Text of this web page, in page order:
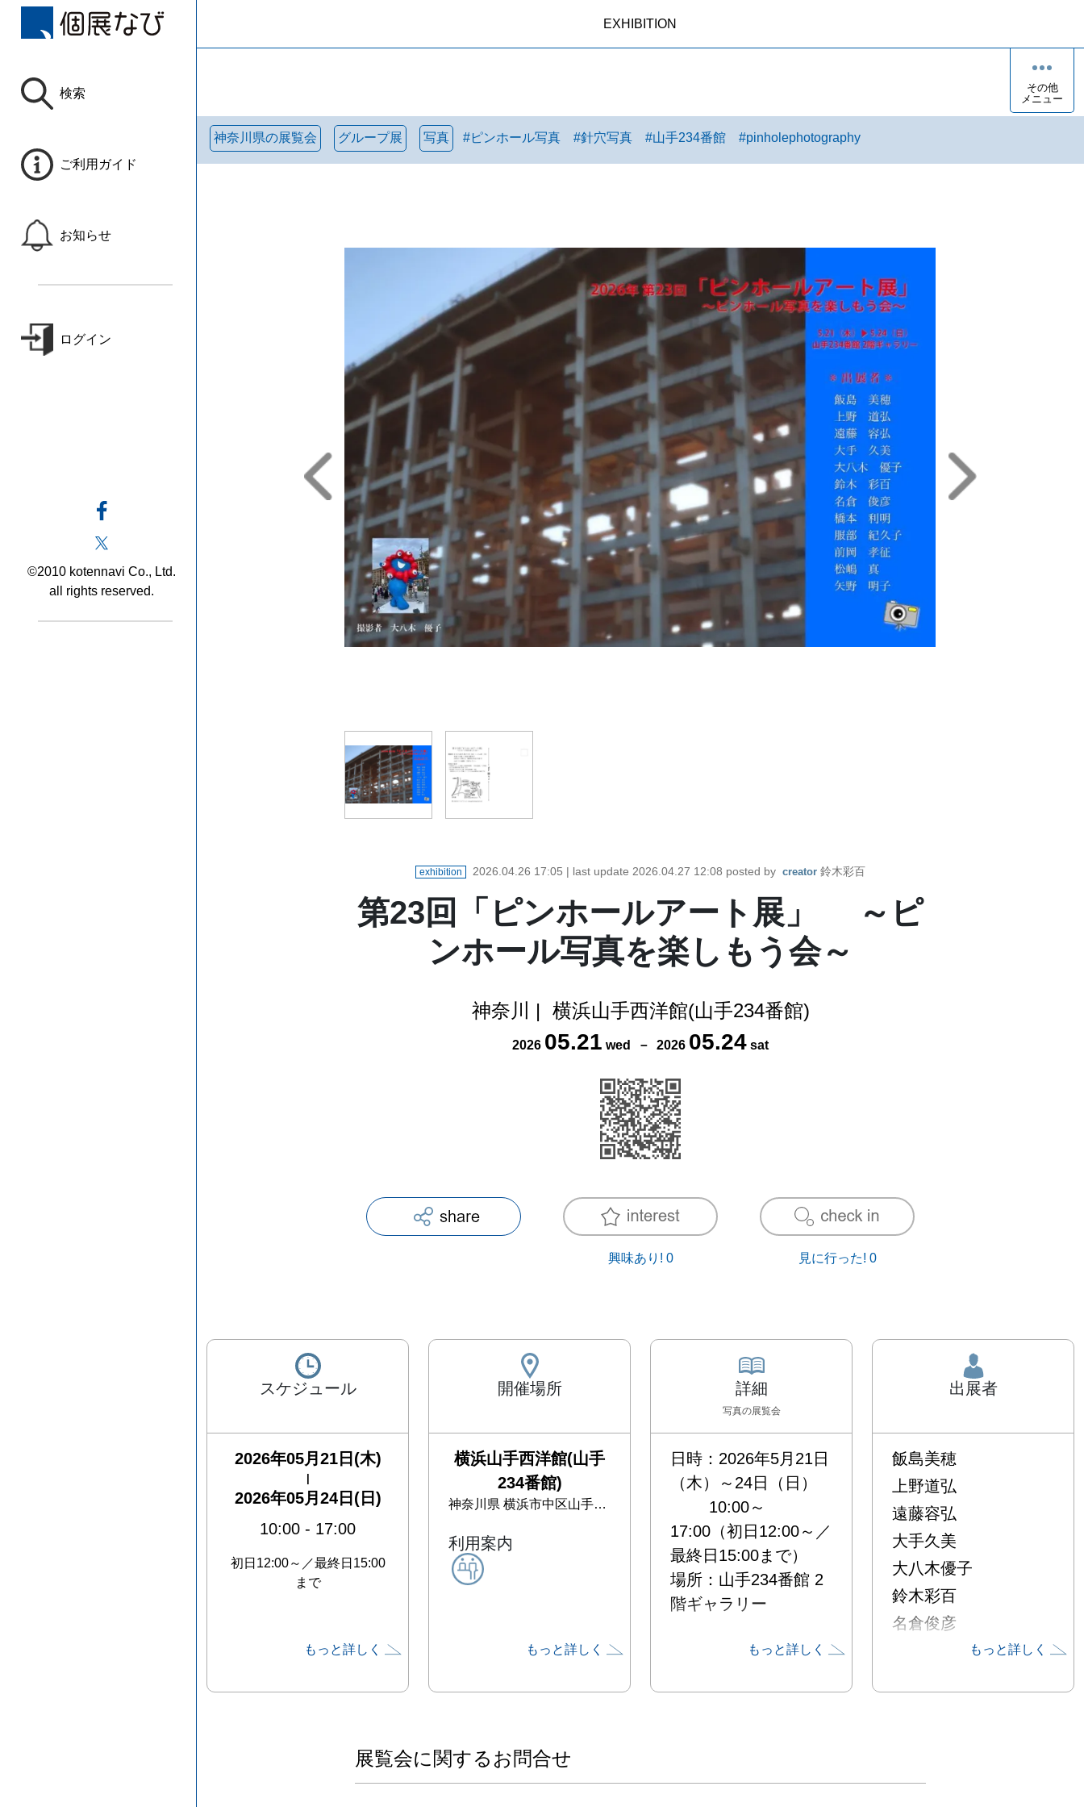
検索
ご利用ガイド
お知らせ
ログイン
©2010 kotennavi Co., Ltd.
all rights reserved.
EXHIBITION
その他
メニュー
神奈川県の展覧会 グループ展 写真 #ピンホール写真 #針穴写真 #山手234番館 #pinholephotography
exhibition 2026.04.26 17:05 | last update 2026.04.27 12:08 posted by creator 鈴木彩百
第23回「ピンホールアート展」 ～ピ
ンホール写真を楽しもう会～
神奈川 | 横浜山手西洋館(山手234番館)
2026 05.21 wed － 2026 05.24 sat
興味あり! 0 見に行った! 0
スケジュール
2026年05月21日(木)
2026年05月24日(日)
10:00 - 17:00
初日12:00～／最終日15:00
まで
もっと詳しく
開催場所
横浜山手西洋館(山手
234番館)
神奈川県 横浜市中区山手町234-1
利用案内
もっと詳しく
詳細
写真の展覧会
日時：2026年5月21日
（木）～24日（日）
17:00（初日12:00～／
最終日15:00まで）
場所：山手234番館 2
階ギャラリー
https://www.hama-
もっと詳しく
出展者
飯島美穂
上野道弘
遠藤容弘
大手久美
大八木優子
鈴木彩百
名倉俊彦
もっと詳しく
展覧会に関するお問合せ